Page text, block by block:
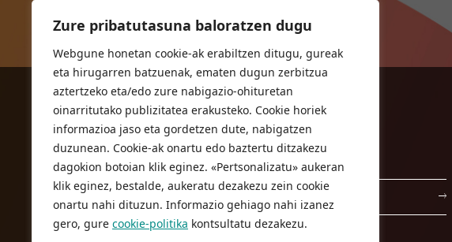
Zure pribatutasuna baloratzen dugu
Webgune honetan cookie-ak erabiltzen ditugu, gureak
eta hirugarren batzuenak, ematen dugun zerbitzua
aztertzeko eta/edo zure nabigazio-ohituretan
oinarritutako publizitatea erakusteko. Cookie horiek
informazioa jaso eta gordetzen dute, nabigatzen
duzunean. Cookie-ak onartu edo baztertu ditzakezu
dagokion botoian klik eginez. «Pertsonalizatu» aukeran
klik eginez, bestalde, aukeratu dezakezu zein cookie
onartu nahi dituzun. Informazio gehiago nahi izanez
gero, gure cookie-politika kontsultatu dezakezu.
ORIOKO UDALA
Herriko plaza,1
20810 Orio (Gipuzkoa)
T. 943 83 03 46
bulegoak@orio.eus